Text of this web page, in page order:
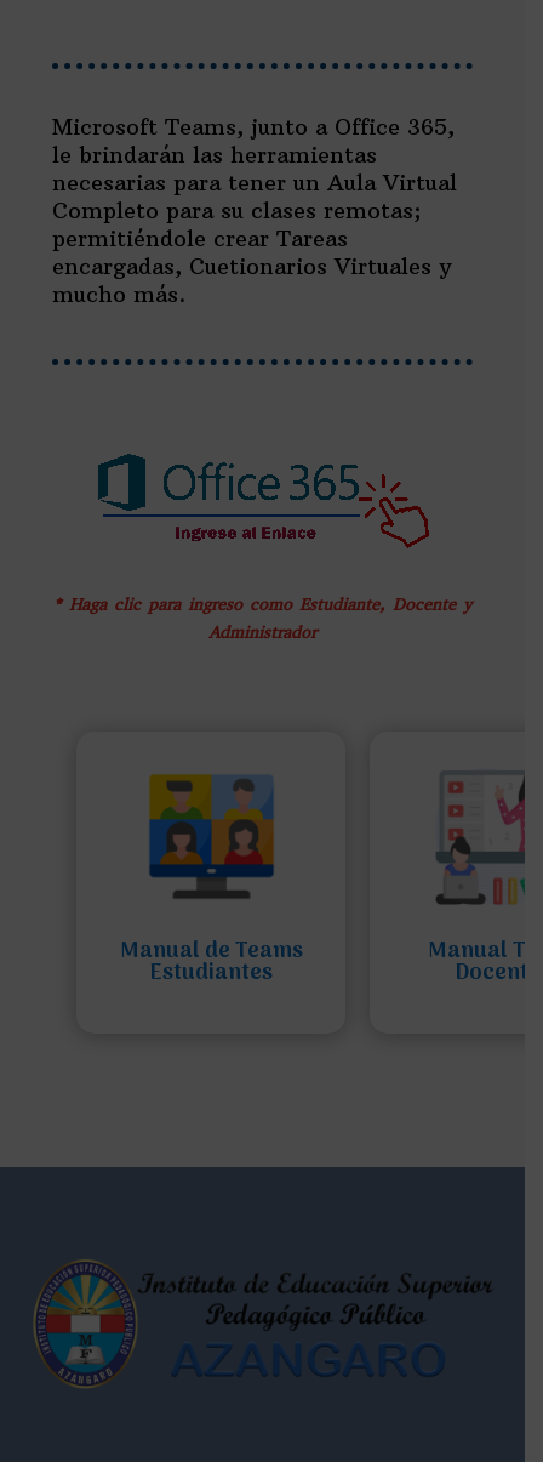
Microsoft Teams, junto a Office 365,
le brindarán las herramientas
necesarias para tener un Aula Virtual
Completo para su clases remotas;
permitiéndole crear Tareas
encargadas, Cuetionarios Virtuales y
mucho más.
* Haga clic para ingreso como Estudiante, Docente y
Administrador
Manual de Teams
Estudiantes
Manual